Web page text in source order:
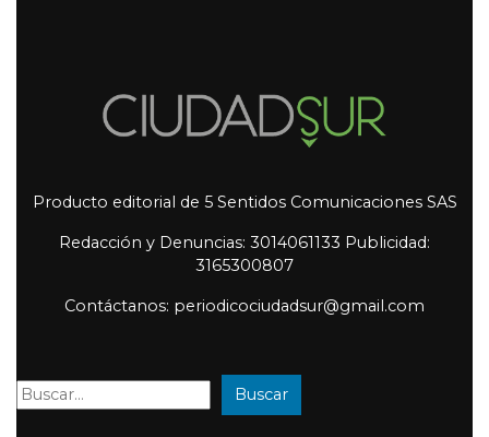
Producto editorial de 5 Sentidos Comunicaciones SAS
Redacción y Denuncias: 3014061133 Publicidad:
3165300807
Contáctanos: periodicociudadsur@gmail.com
Buscar: Buscar